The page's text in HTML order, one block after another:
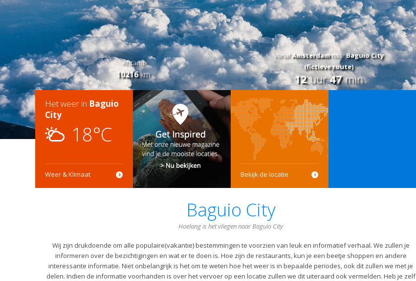
Afstand
10216km
VanafAmsterdamnaarBaguio City
(fictieve route)
12uur47min
Het weer in Baguio
City
18°C
Weer & Klimaat Bekijk de locatie
Baguio City
Hoelang is het vliegen naar Baguio City
Wij zijn drukdoende om alle populaire(vakantie) bestemmingen te voorzien van leuk en informatief verhaal. We zullen je
informeren over de bezichtigingen en wat er te doen is. Hoe zijn de restaurants, kun je een beetje shoppen en andere
interessante informatie. Niet onbelangrijk is het om te weten hoe het weer is in bepaalde periodes, ook dit zullen we met je
delen. Indien de informatie voorhanden is over het vervoer op een locatie zullen we dit uiteraard ook vermelden. Heb je zelf